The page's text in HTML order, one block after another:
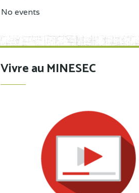
No events
Vivre au MINESEC